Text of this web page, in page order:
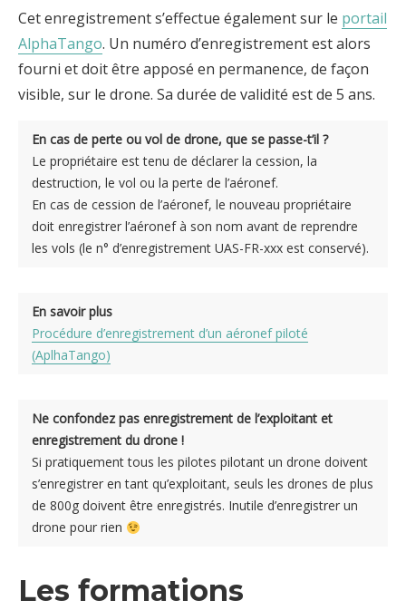
Cet enregistrement s’effectue également sur le portail
AlphaTango. Un numéro d’enregistrement est alors
fourni et doit être apposé en permanence, de façon
visible, sur le drone. Sa durée de validité est de 5 ans.
En cas de perte ou vol de drone, que se passe-t’il ?
Le propriétaire est tenu de déclarer la cession, la
destruction, le vol ou la perte de l’aéronef.
En cas de cession de l’aéronef, le nouveau propriétaire
doit enregistrer l’aéronef à son nom avant de reprendre
les vols (le n° d’enregistrement UAS-FR-xxx est conservé).
En savoir plus
Procédure d’enregistrement d’un aéronef piloté
(AplhaTango)
Ne confondez pas enregistrement de l’exploitant et
enregistrement du drone !
Si pratiquement tous les pilotes pilotant un drone doivent
s’enregistrer en tant qu’exploitant, seuls les drones de plus
de 800g doivent être enregistrés. Inutile d’enregistrer un
drone pour rien
Les formations